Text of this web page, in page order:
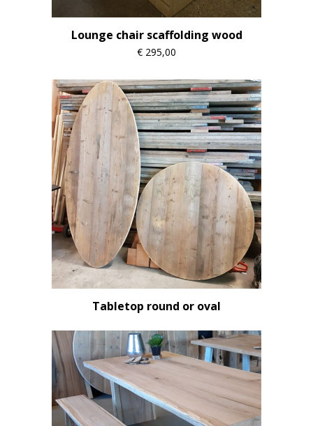
Lounge chair scaffolding wood
€ 295,00
Tabletop round or oval